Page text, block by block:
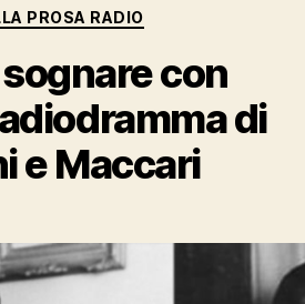
Categorie
PROSA RADIO
con
di
e Maccari